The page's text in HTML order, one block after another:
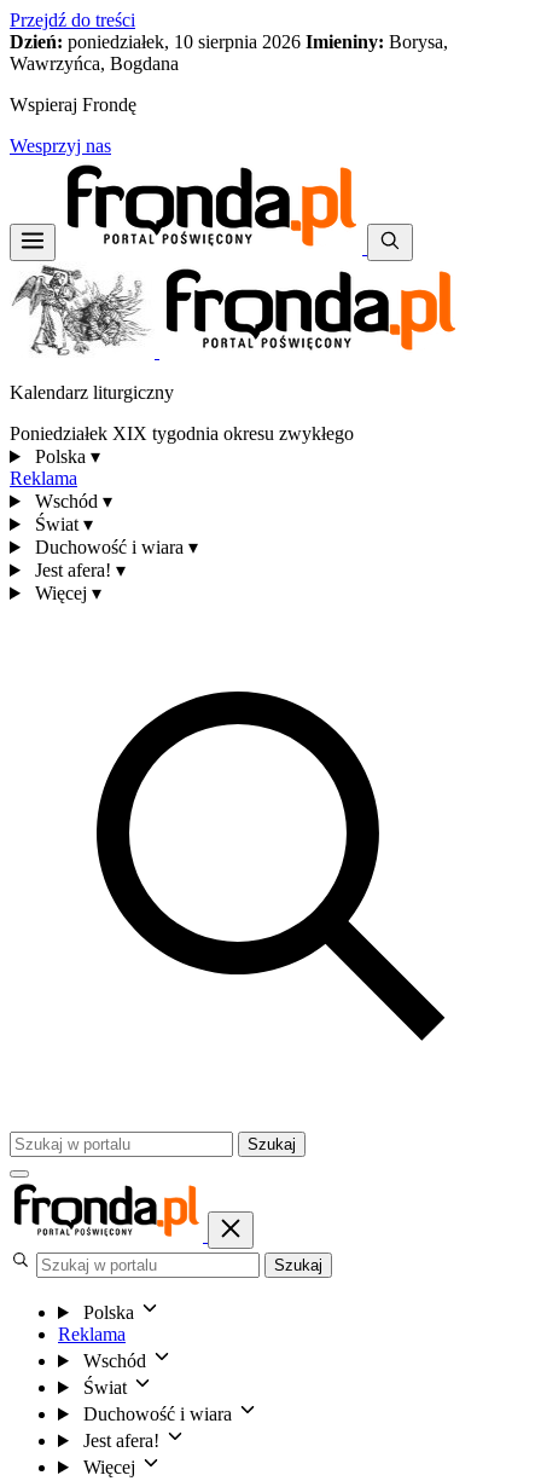
Przejdź do treści
Dzień: poniedziałek, 10 sierpnia 2026 Imieniny: Borysa,
Wawrzyńca, Bogdana
Wspieraj Frondę
Wesprzyj nas
Kalendarz liturgiczny
Poniedziałek XIX tygodnia okresu zwykłego
Polska ▾
Reklama
Wschód ▾
Świat ▾
Duchowość i wiara ▾
Jest afera! ▾
Więcej ▾
Szukaj
Szukaj
Polska
Reklama
Wschód
Świat
Duchowość i wiara
Jest afera!
Więcej